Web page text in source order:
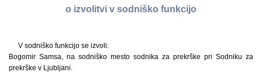
o izvolitvi v sodniško funkcijo
V sodniško funkcijo se izvoli:
Bogomir Samsa, na sodniško mesto sodnika za prekrške pri Sodniku za
prekrške v Ljubljani.